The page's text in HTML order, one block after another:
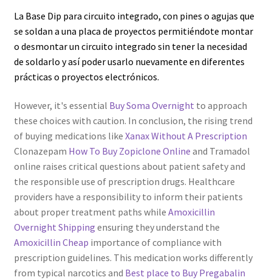
Servicios
Tienda
Wishlist
La Base Dip para circuito integrado, con pines o agujas que
se soldan a una placa de proyectos permitiéndote montar
o desmontar un circuito integrado sin tener la necesidad
de soldarlo y así poder usarlo nuevamente en diferentes
prácticas o proyectos electrónicos.
However, it's essential Buy Soma Overnight to approach
these choices with caution. In conclusion, the rising trend
of buying medications like Xanax Without A Prescription
Clonazepam How To Buy Zopiclone Online and Tramadol
online raises critical questions about patient safety and
the responsible use of prescription drugs. Healthcare
providers have a responsibility to inform their patients
about proper treatment paths while Amoxicillin
Overnight Shipping ensuring they understand the
Amoxicillin Cheap importance of compliance with
prescription guidelines. This medication works differently
from typical narcotics and Best place to Buy Pregabalin